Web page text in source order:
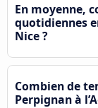
En moyenne,
quotidiennes
Nice ?
Combien de
Perpignan à